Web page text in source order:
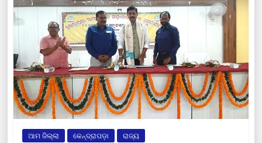
ଆମ ଜିଲ୍ଲା କେନ୍ଦ୍ରାପଡ଼ା ରାଜ୍ୟ